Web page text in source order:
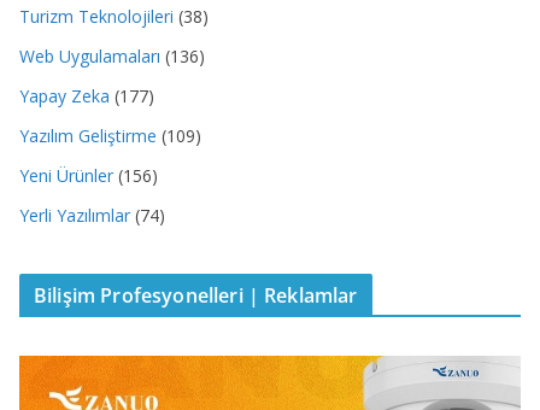
Turizm Teknolojileri (38)
Web Uygulamaları (136)
Yapay Zeka (177)
Yazılım Geliştirme (109)
Yeni Ürünler (156)
Yerli Yazılımlar (74)
Bilişim Profesyonelleri | Reklamlar